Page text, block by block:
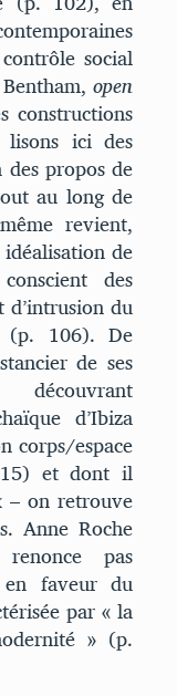
social
open
constructions
ici des
des propos de
au long de
revient,
de
des
du
(p. 106). De
de ses
d’Ibiza
corps/espace
et dont il
– on retrouve
Anne Roche
pas
faveur du
par « la
» (p.